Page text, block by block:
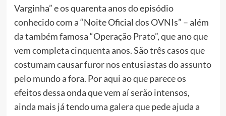
Varginha” e os quarenta anos do episódio
conhecido com a “Noite Oficial dos OVNIs” – além
da também famosa “Operação Prato”, que ano que
vem completa cinquenta anos. São três casos que
costumam causar furor nos entusiastas do assunto
pelo mundo a fora. Por aqui ao que parece os
efeitos dessa onda que vem aí serão intensos,
ainda mais já tendo uma galera que pede ajuda a